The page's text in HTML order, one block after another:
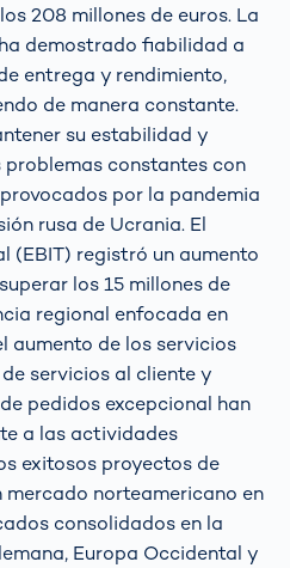
208 millones de euros. La
demostrado fiabilidad a
entrega y rendimiento,
de manera constante.
su estabilidad y
constantes con
por la pandemia
rusa de Ucrania. El
(EBIT) registró un aumento
los 15 millones de
regional enfocada en
aumento de los servicios
servicios al cliente y
pedidos excepcional han
a las actividades
exitosos proyectos de
mercado norteamericano en
consolidados en la
Europa Occidental y